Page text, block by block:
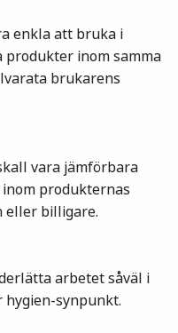
enkla att bruka i
produkter inom samma
brukarens
vara jämförbara
produkternas
eller billigare.
arbetet såväl i
synpunkt.